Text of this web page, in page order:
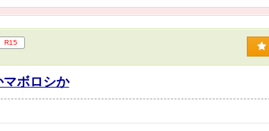
R15
ボロシか